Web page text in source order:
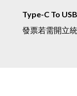
Type-C To
發票若需開立